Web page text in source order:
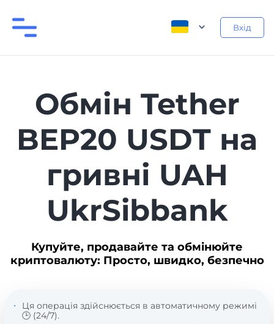
Вхід
Обмін Tether
BEP20 USDT на
гривні UAH
UkrSibbank
Купуйте, продавайте та обмінюйте
криптовалюту: Просто, швидко, безпечно
Ця операція здійснюється в автоматичному режимі
🕒 (24/7).